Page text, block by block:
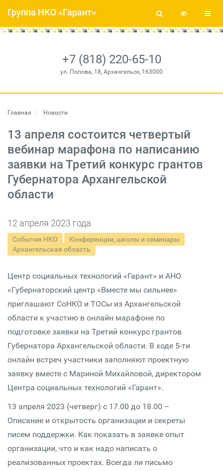
+7 (818) 220-65-10
ул. Попова, 18, Архангельск, 163000
Группа НКО «Гарант»
Главная Новости
13 апреля состоится четвертый
вебинар марафона по написанию
заявки на Третий конкурс грантов
Губернатора Архангельской
области
12 апреля 2023 года
События НКО
Конференции, школы и семинары
Архангельская область
Центр социальных технологий «Гарант» и АНО
«Губернаторский центр «Вместе мы сильнее»
приглашают СоНКО и ТОСы из Архангельской
области к участию в онлайн марафоне по
подготовке заявки на Третий конкурс грантов
Губернатора Архангельской области. В ходе 5-ти
онлайн встреч участники заполняют проектную
заявку вместе с Мариной Михайловой, директором
Центра социальных технологий «Гарант».
13 апреля 2023 (четверг) с 17.00 до 18.00 –
Описание и открытость организации и секреты
писем поддержки. Как показать в заявке опыт
организации, что и как надо написать о
реализованных проектах. Всегда ли письмо